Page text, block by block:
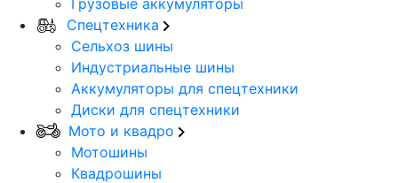
Спецтехника
Сельхоз шины
Индустриальные шины
Аккумуляторы для спецтехники
Диски для спецтехники
Мото и квадро
Мотошины
Квадрошины